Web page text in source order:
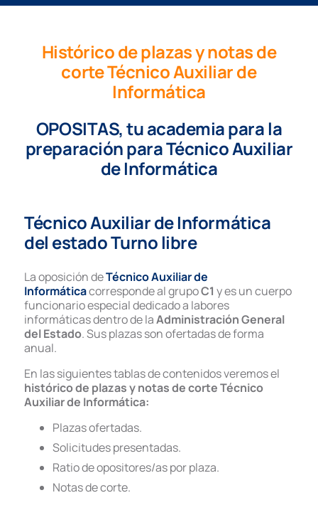
Histórico de plazas y notas de
corte Técnico Auxiliar de
Informática
OPOSITAS, tu academia para la
preparación paraTécnico Auxiliar
de Informática
Técnico Auxiliar de Informática
del estado Turno libre
La oposición deTécnico Auxiliar de
Informáticacorresponde al grupoC1 y es un cuerpo
funcionario especial dedicado a labores
informáticas dentro de laAdministración General
del Estado. Sus plazas son ofertadas de forma
anual.
En las siguientes tablas de contenidos veremos el
histórico de plazas y notas de corte Técnico
Auxiliar de Informática:
Plazas ofertadas.
Solicitudes presentadas.
Ratio de opositores/as por plaza.
Notas de corte.